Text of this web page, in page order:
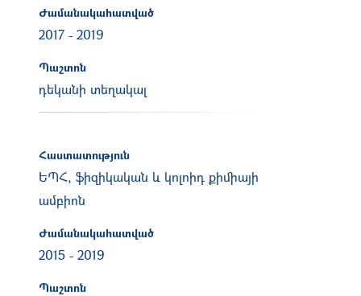
Ժամանակահատված
2017 - 2019
Պաշտոն
դեկանի տեղակալ
Հաստատություն
ԵՊՀ, ֆիզիկական և կոլոիդ քիմիայի
ամբիոն
Ժամանակահատված
2015 - 2019
Պաշտոն